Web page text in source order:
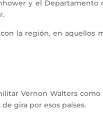
y el Departamento
la región, en aquellos
Vernon Walters como
gira por esos países.